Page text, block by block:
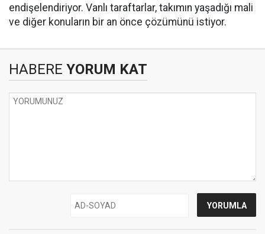
endişelendiriyor. Vanlı taraftarlar, takımın yaşadığı mali
ve diğer konuların bir an önce çözümünü istiyor.
HABERE YORUM KAT